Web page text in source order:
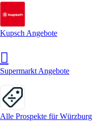
Kupsch Angebote
Supermarkt Angebote
Alle Prospekte für Würzburg